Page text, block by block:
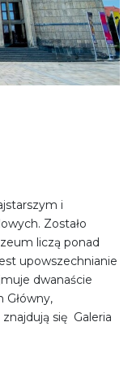
i
Zostało
liczą ponad
upowszechnianie
dwanaście
Główny,
się Galeria